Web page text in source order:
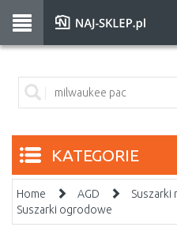
KATEGORIE
Home AGD
Suszarki
Suszarki ogrodowe